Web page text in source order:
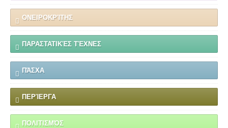
ΟΝΕΙΡΟΚΡΊΤΗΣ
ΠΑΡΑΣΤΑΤΙΚΈΣ ΤΈΧΝΕΣ
ΠΆΣΧΑ
ΠΕΡΊΕΡΓΑ
ΠΟΛΙΤΙΣΜΌΣ